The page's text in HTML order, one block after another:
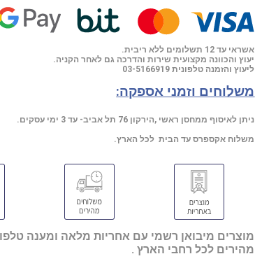
אשראי עד 12 תשלומים ללא ריבית.
יעוץ והכוונה מקצועית שירות והדרכה גם לאחר הקניה.
ליעוץ והזמנה טלפונית 03-5166919
משלוחים וזמני אספקה:
ניתן לאיסוף ממחסן ראשי ,הירקון 76 תל אביב- עד 3 ימי עסקים.
משלוח אקספרס עד הבית לכל הארץ.
מוצרים מיבואן רשמי עם אחריות מלאה ומענה
מהירים לכל רחבי הארץ .